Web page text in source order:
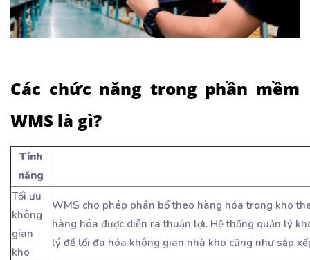
Các chức năng trong phần mềm
WMS là gì?
Tính
năng
Tối ưu
không
gian
kho
WMS cho phép phân bổ theo hàng hóa trong kho
hàng hóa được diễn ra thuận lợi. Hệ thống quản lý
lý để tối đa hóa không gian nhà kho cũng như sắp